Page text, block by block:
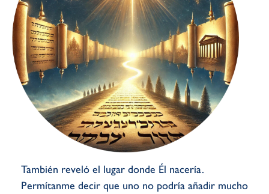
También reveló el lugar donde Él nacería.
Permítanme decir que uno no podría añadir mucho